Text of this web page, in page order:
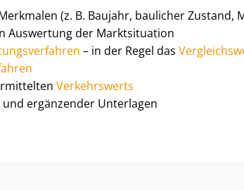
(z. B. Baujahr, baulicher Zustand,
Auswertung der Marktsituation
– in der Regel das
Verkehrswerts
und ergänzender Unterlagen